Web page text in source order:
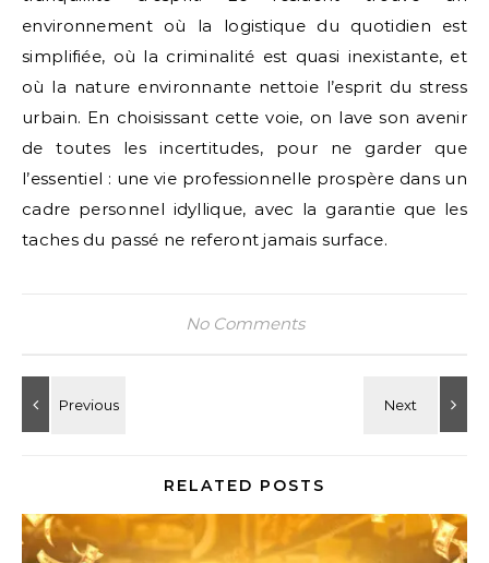
environnement où la logistique du quotidien est
simplifiée, où la criminalité est quasi inexistante, et
où la nature environnante nettoie l’esprit du stress
urbain. En choisissant cette voie, on lave son avenir
de toutes les incertitudes, pour ne garder que
l’essentiel : une vie professionnelle prospère dans un
cadre personnel idyllique, avec la garantie que les
taches du passé ne referont jamais surface.
No Comments
RELATED POSTS